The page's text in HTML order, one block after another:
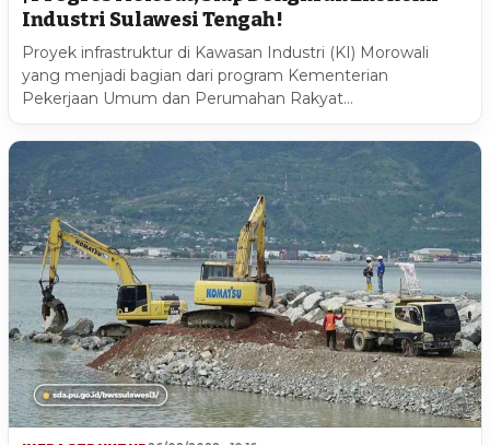
Industri Sulawesi Tengah !
Proyek infrastruktur di Kawasan Industri (KI) Morowali
yang menjadi bagian dari program Kementerian
Pekerjaan Umum dan Perumahan Rakyat…